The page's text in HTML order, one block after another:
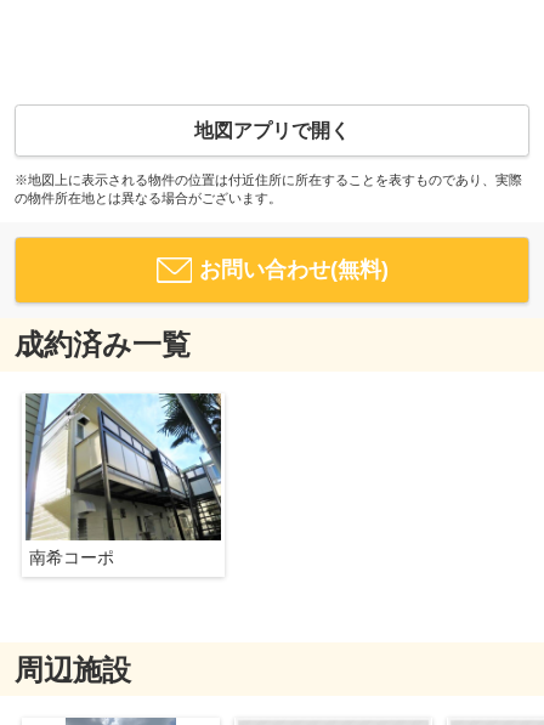
地図アプリで開く
※地図上に表示される物件の位置は付近住所に所在することを表すものであり、実際
の物件所在地とは異なる場合がございます。
お問い合わせ(無料)
成約済み一覧
南希コーポ
周辺施設